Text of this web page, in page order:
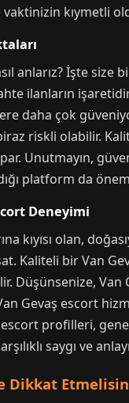
kıymetli
anlarız? İşte
ilanların
daha çok
riskli olabilir.
Unutmayın,
platform da
Deneyimi
kıyısı olan,
Kaliteli bir Van
Düşünsenize,
Gevaş escort
profilleri,
saygı ve
Dikkat